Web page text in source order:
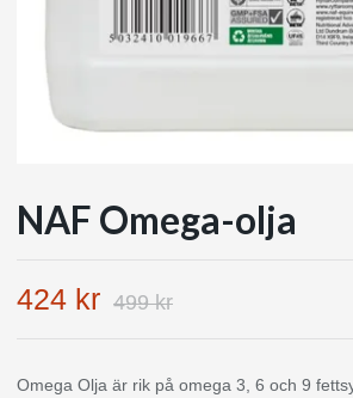
NAF Omega-olja
424 kr 499 kr
Omega Olja är rik på omega 3, 6 och 9